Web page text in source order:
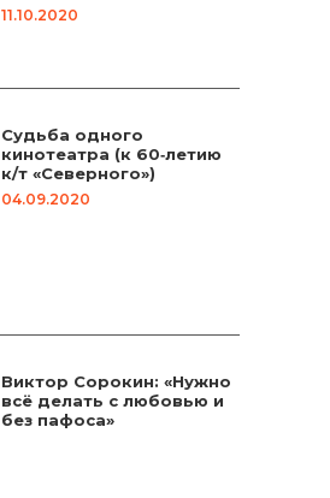
11.10.2020
Судьба одного
кинотеатра (к 60‑летию
к/т «Северного»)
04.09.2020
Виктор Сорокин: «Нужно
всё делать с любовью и
без пафоса»